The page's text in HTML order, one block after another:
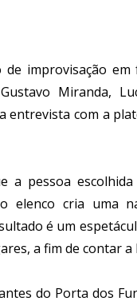
de improvisação
Miranda,
entrevista com a
a pessoa
elenco cria uma
é um
a fim de contar
do Porta dos